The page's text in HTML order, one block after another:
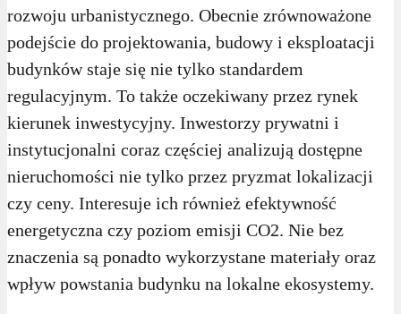
rozwoju urbanistycznego. Obecnie zrównoważone
podejście do projektowania, budowy i eksploatacji
budynków staje się nie tylko standardem
regulacyjnym. To także oczekiwany przez rynek
kierunek inwestycyjny. Inwestorzy prywatni i
instytucjonalni coraz częściej analizują dostępne
nieruchomości nie tylko przez pryzmat lokalizacji
czy ceny. Interesuje ich również efektywność
energetyczna czy poziom emisji CO2. Nie bez
znaczenia są ponadto wykorzystane materiały oraz
wpływ powstania budynku na lokalne ekosystemy.